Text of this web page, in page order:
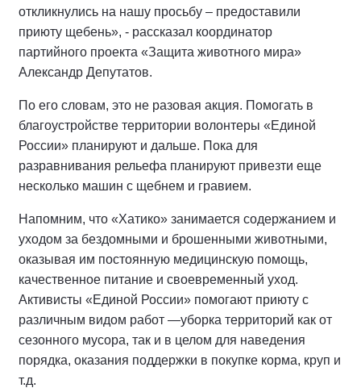
откликнулись на нашу просьбу – предоставили
приюту щебень», - рассказал координатор
партийного проекта «Защита животного мира»
Александр Депутатов.
По его словам, это не разовая акция. Помогать в
благоустройстве территории волонтеры «Единой
России» планируют и дальше. Пока для
разравнивания рельефа планируют привезти еще
несколько машин с щебнем и гравием.
Напомним, что «Хатико» занимается содержанием и
уходом за бездомными и брошенными животными,
оказывая им постоянную медицинскую помощь,
качественное питание и своевременный уход.
Активисты «Единой России» помогают приюту с
различным видом работ —уборка территорий как от
сезонного мусора, так и в целом для наведения
порядка, оказания поддержки в покупке корма, круп и
т.д.